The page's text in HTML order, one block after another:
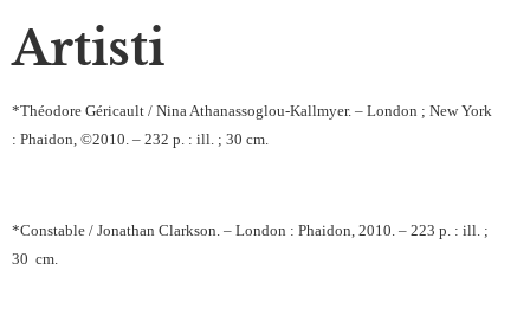
Artisti
*Théodore Géricault / Nina Athanassoglou-Kallmyer. – London ; New York
: Phaidon, ©2010. – 232 p. : ill. ; 30 cm.
*Constable / Jonathan Clarkson. – London : Phaidon, 2010. – 223 p. : ill. ;
30 cm.